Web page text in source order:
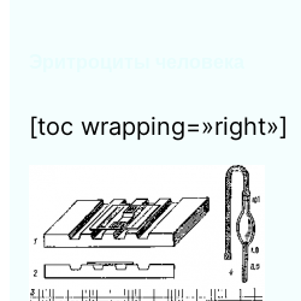
[toc wrapping=»right»]